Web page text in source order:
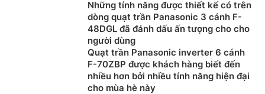
Những tính năng được thiết kế có trên
dòng quạt trần Panasonic 3 cánh F-
48DGL đã đánh dấu ấn tượng cho cho
người dùng
Quạt trần Panasonic inverter 6 cánh
F-70ZBP được khách hàng biết đến
nhiều hơn bởi nhiều tính năng hiện đại
cho mùa hè này